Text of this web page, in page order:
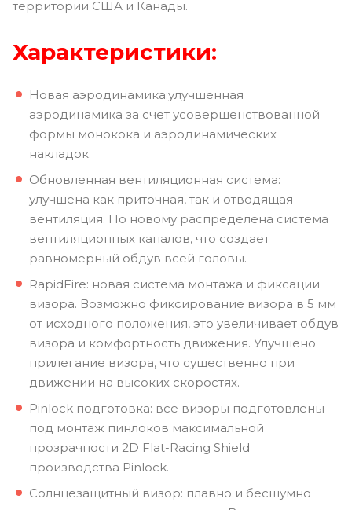
территории США и Канады.
Характеристики:
Новая аэродинамика:улучшенная
аэродинамика за счет усовершенствованной
формы монокока и аэродинамических
накладок.
Обновленная вентиляционная система:
улучшена как приточная, так и отводящая
вентиляция. По новому распределена система
вентиляционных каналов, что создает
равномерный обдув всей головы.
RapidFire: новая система монтажа и фиксации
визора. Возможно фиксирование визора в 5 мм
от исходного положения, это увеличивает обдув
визора и комфортность движения. Улучшено
прилегание визора, что существенно при
движении на высоких скоростях.
Pinlock подготовка: все визоры подготовлены
под монтаж пинлоков максимальной
прозрачности 2D Flat-Racing Shield
производства Pinlock.
Солнцезащитный визор: плавно и бесшумно